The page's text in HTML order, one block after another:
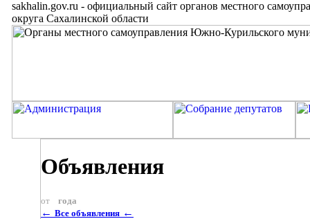
sakhalin.gov.ru - официальный сайт органов местного
округа Сахалинской области
Объявления
от года
← Все объявления ←